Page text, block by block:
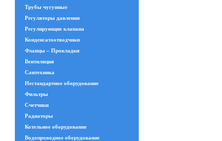
Трубы чугунные
Регуляторы давления
Регулирующие клапана
Конденсатоотводчики
Фланцы – Прокладки
Вентиляция
Сантехника
Нестандартное оборудование
Фильтры
Счетчики
Радиаторы
Котельное оборудование
Водопроводное оборудование